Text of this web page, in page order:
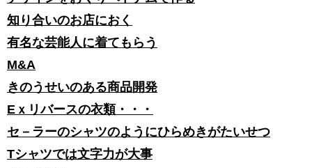
知り合いのお店におく
有名な芸能人に着てもらう
M&A
きのうせいのある商品開発
Eｘリバースの衣類・・・
セ－ラーのシャツのようにひらめきがたいせつ
Tシャツでは文字力が大事